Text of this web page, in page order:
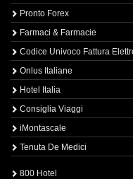
Pronto Forex
Farmaci & Farmacie
Codice Univoco Fattura
Onlus Italiane
Hotel Italia
Consiglia Viaggi
iMontascale
Tenuta De Medici
800 Hotel